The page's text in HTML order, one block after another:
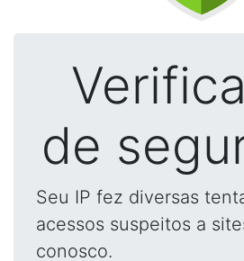
de
Seu IP fez diversas
acessos suspeitos a
conosco.